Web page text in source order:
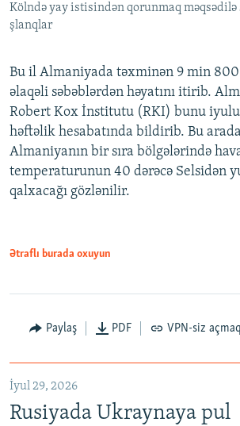
Kölndə yay istisindən qorunmaq məqsədilə
şlanqlar
Bu il Almaniyada təxminən 9 min
əlaqəli səbəblərdən həyatını itirib.
Robert Kox İnstitutu (RKI) bunu
həftəlik hesabatında bildirib. Bu arada
Almaniyanın bir sıra bölgələrində
temperaturunun 40 dərəcə Selsidən
qalxacağı gözlənilir.
Ətraflı burada oxuyun
Paylaş PDF VPN-siz açmaq
İyul 29, 2026
Rusiyada Ukraynaya pul